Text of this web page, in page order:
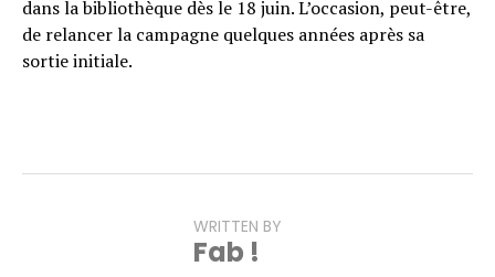
dans la bibliothèque dès le 18 juin. L’occasion, peut-être,
de relancer la campagne quelques années après sa
sortie initiale.
WRITTEN BY
Fab !